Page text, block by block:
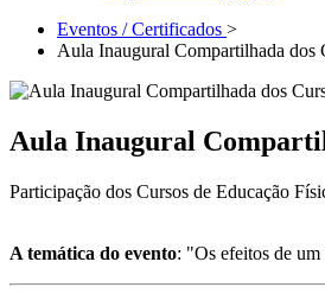
Eventos / Certificados >
Aula Inaugural Compartilhada dos
Aula Inaugural
Participação dos Cursos de Educação
A temática do evento: "Os efeitos de